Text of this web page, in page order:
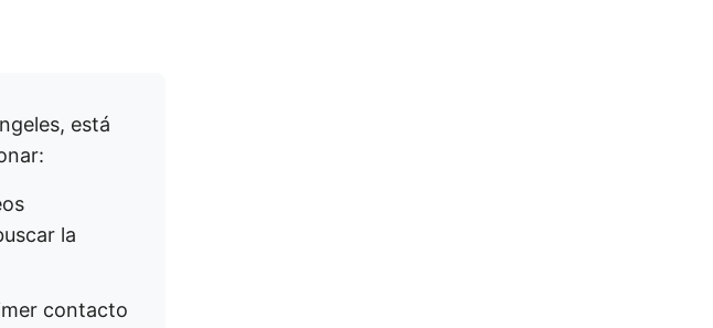
está
la
contacto